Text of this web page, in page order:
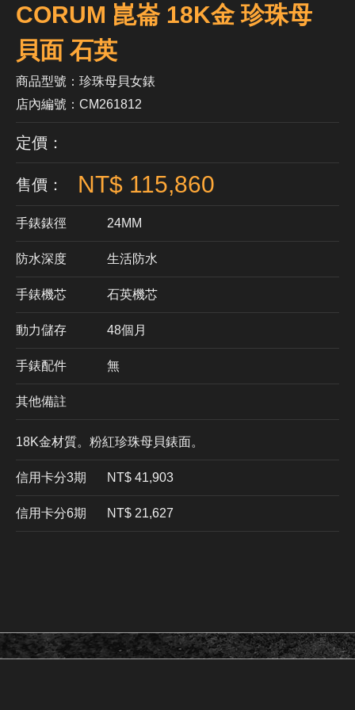
CORUM 崑崙 18K金 珍珠母
貝面 石英
商品型號：珍珠母貝女錶
店內編號：CM261812
定價：
售價： NT$ 115,860
手錶錶徑 24MM
防水深度 生活防水
手錶機芯 ​石英機芯
動力儲存 48個月
手錶配件 無
其他備註
18K金材質。粉紅珍珠母貝錶面。
信用卡分3期 ​NT$ 41,903
信用卡分6期 NT$ 21,627